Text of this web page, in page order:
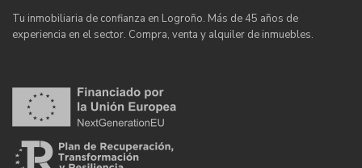
Tu inmobiliaria de confianza en Logroño. Más de 45 años de
experiencia en el sector. Compra, venta y alquiler de inmuebles.